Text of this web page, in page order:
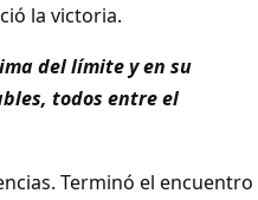
la victoria.
del límite y en su
todos entre el
Terminó el encuentro